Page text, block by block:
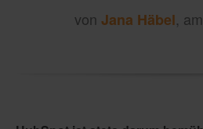
von Jana Häbel,